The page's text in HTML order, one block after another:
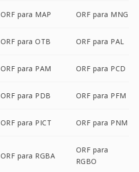
ORF para MAP ORF para MNG
ORF para OTB ORF para PAL
ORF para PAM ORF para PCD
ORF para PDB ORF para PFM
ORF para PICT ORF para PNM
ORF para RGBA
ORF para
RGBO